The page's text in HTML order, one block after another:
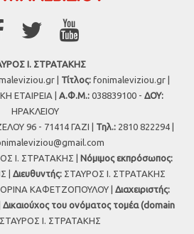
Ι. ΣΤΡΑΤΑΚΗΣ
| Τίτλος:fonimaleviziou.gr |
ΕΤΑΙΡΕΙΑ | Α.Φ.Μ.: 038839100 - ΔΟΥ:
ΗΡΑΚΛΕΙΟΥ
96 - 71414 ΓΑΖΙ | Τηλ.: 2810 822294 |
Ι. ΣΤΡΑΤΑΚΗΣ | Νόμιμος εκπρόσωπος:
| Διευθυντής:ΣΤΑΥΡΟΣ Ι. ΣΤΡΑΤΑΚΗΣ
ΚΑΦΕΤΖΟΠΟΥΛΟΥ | Διαχειριστής:
Δικαιούχος του ονόματος τομέα (domain
Ι. ΣΤΡΑΤΑΚΗΣ